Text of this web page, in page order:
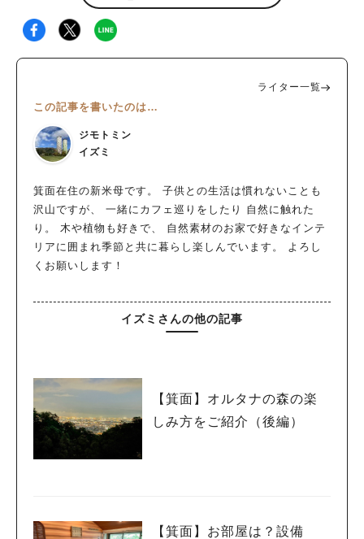
ライター一覧
この記事を書いたのは…
ジモトミン
イズミ
箕面在住の新米母です。 子供との生活は慣れないことも
沢山ですが、 一緒にカフェ巡りをしたり 自然に触れた
り。 木や植物も好きで、 自然素材のお家で好きなインテ
リアに囲まれ季節と共に暮らし楽しんでいます。 よろし
くお願いします！
イズミさんの他の記事
【箕面】オルタナの森の楽
しみ方をご紹介（後編）
【箕面】お部屋は？設備